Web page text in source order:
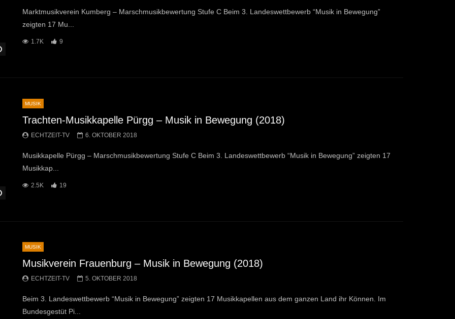
Marktmusikverein Kumberg – Marschmusikbewertung Stufe C Beim 3. Landeswettbewerb “Musik in Bewegung”
zeigten 17 Mu...
1.7K 9
MUSIK
Trachten-Musikkapelle Pürgg – Musik in Bewegung (2018)
ECHTZEIT-TV 6. OKTOBER 2018
Musikkapelle Pürgg – Marschmusikbewertung Stufe C Beim 3. Landeswettbewerb “Musik in Bewegung” zeigten 17
Musikkap...
2.5K 19
MUSIK
Musikverein Frauenburg – Musik in Bewegung (2018)
ECHTZEIT-TV 5. OKTOBER 2018
Beim 3. Landeswettbewerb “Musik in Bewegung” zeigten 17 Musikkapellen aus dem ganzen Land ihr Können. Im
Bundesgestüt Pi...